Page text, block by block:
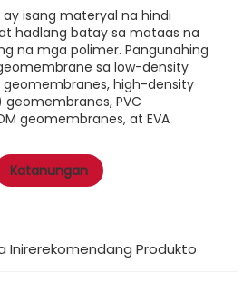
isang materyal na hindi
hadlang batay sa mataas na
na mga polimer. Pangunahing
sa low-density
geomembranes, high-density
geomembranes, PVC
geomembranes, at EVA
Katanungan
Inirerekomendang Produkto